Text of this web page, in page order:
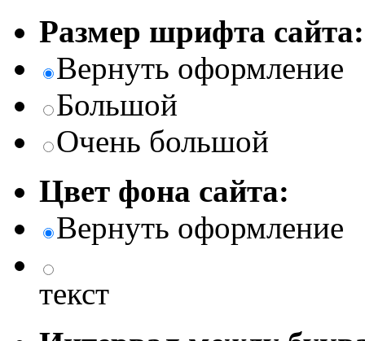
Размер шрифта сайта:
Вернуть оформление
Большой
Очень большой
Цвет фона сайта:
Вернуть оформление
текст